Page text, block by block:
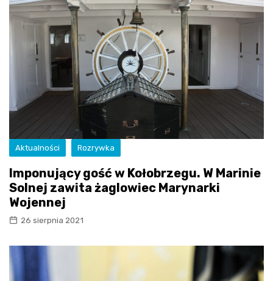
Aktualności Rozrywka
Imponujący gość w Kołobrzegu. W Marinie
Solnej zawita żaglowiec Marynarki
Wojennej
26 sierpnia 2021